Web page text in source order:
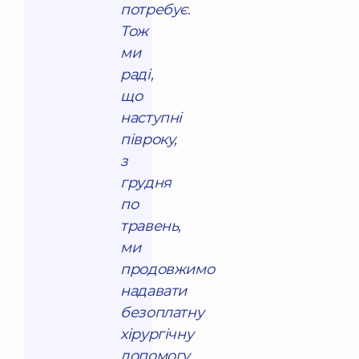
потребує.
Тож
ми
раді,
що
наступні
півроку,
з
грудня
по
травень,
ми
продовжимо
надавати
безоплатну
хірургічну